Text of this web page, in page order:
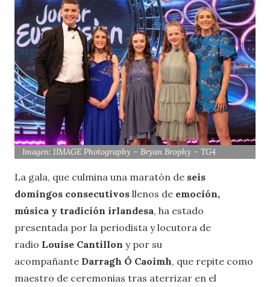
Imagen: 1IMAGE Photography – Bryan Brophy – TG4
La gala, que culmina una maratón de seis
domingos consecutivos llenos de emoción,
música y tradición irlandesa, ha estado
presentada por la periodista y locutora de
radio Louise Cantillon y por su
acompañante Darragh Ó Caoimh, que repite como
maestro de ceremonias tras aterrizar en el